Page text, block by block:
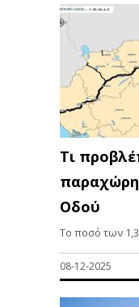
Τι
Οδού
Το ποσό των
08-12-2025